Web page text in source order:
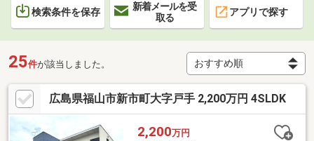
検索条件を保存
新着メールを受
取る
アプリで探す
25件が該当しました。
広島県福山市新市町大字戸手 2,200万円 4SLDK
2,200万円